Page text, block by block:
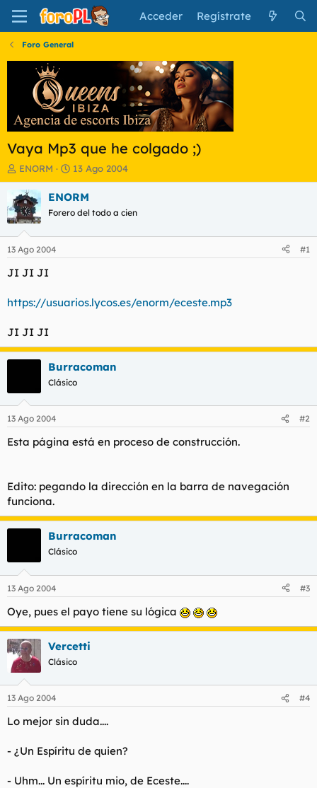
Acceder Regístrate
Foro General
Vaya Mp3 que he colgado ;)
I
n
i
c
i
a
d
o
l
e
m
a
ENORM
F
e
c
a
i
i
13 Ago 2004
ENORM
Forero del todo a cien
13 Ago 2004 #1
JI JI JI
https://usuarios.lycos.es/enorm/eceste.mp3
JI JI JI
Burracoman
Clásico
13 Ago 2004 #2
Esta página está en proceso de construcción.
Edito: pegando la dirección en la barra de navegación
funciona.
Burracoman
Clásico
13 Ago 2004 #3
Oye, pues el payo tiene su lógica
Vercetti
Clásico
13 Ago 2004 #4
Lo mejor sin duda....
- ¿Un Espíritu de quien?
- Uhm... Un espíritu mio, de Eceste....